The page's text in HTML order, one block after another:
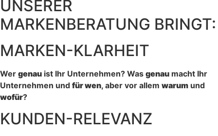
UNSERER
MARKENBERATUNG BRINGT:
MARKEN-KLARHEIT
Wer genau ist Ihr Unternehmen? Was genau macht Ihr
Unternehmen und für wen, aber vor allem warum und
wofür?
KUNDEN-RELEVANZ